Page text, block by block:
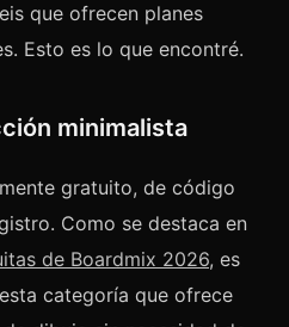
que ofrecen planes
Esto es lo que encontré.
minimalista
gratuito, de código
Como se destaca en
de Boardmix 2026, es
categoría que ofrece